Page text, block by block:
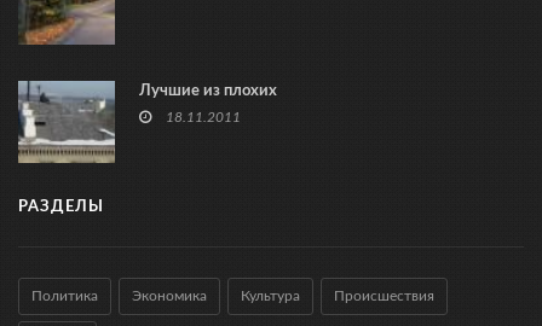
Лучшие из плохих
18.11.2011
РАЗДЕЛЫ
Политика Экономика Культура Происшествия